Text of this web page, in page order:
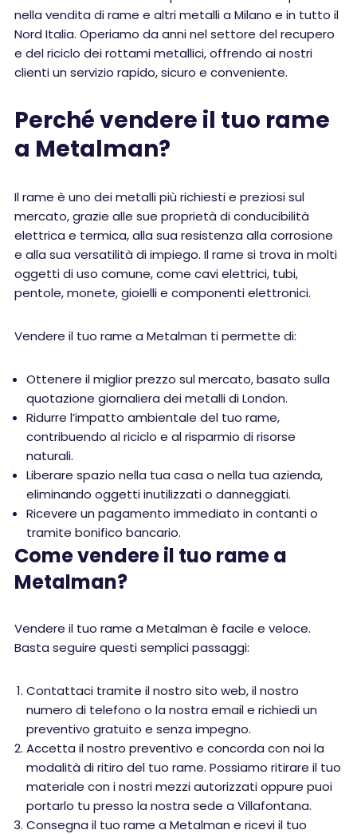
nella vendita di rame e altri metalli a Milano e in tutto il
Nord Italia. Operiamo da anni nel settore del recupero
e del riciclo dei rottami metallici, offrendo ai nostri
clienti un servizio rapido, sicuro e conveniente.
Perché vendere il tuo rame
a Metalman?
Il rame è uno dei metalli più richiesti e preziosi sul
mercato, grazie alle sue proprietà di conducibilità
elettrica e termica, alla sua resistenza alla corrosione
e alla sua versatilità di impiego. Il rame si trova in molti
oggetti di uso comune, come cavi elettrici, tubi,
pentole, monete, gioielli e componenti elettronici.
Vendere il tuo rame a Metalman ti permette di:
Ottenere il miglior prezzo sul mercato, basato sulla
quotazione giornaliera dei metalli di London.
Ridurre l’impatto ambientale del tuo rame,
contribuendo al riciclo e al risparmio di risorse
naturali.
Liberare spazio nella tua casa o nella tua azienda,
eliminando oggetti inutilizzati o danneggiati.
Ricevere un pagamento immediato in contanti o
tramite bonifico bancario.
Come vendere il tuo rame a
Metalman?
Vendere il tuo rame a Metalman è facile e veloce.
Basta seguire questi semplici passaggi:
Contattaci tramite il nostro sito web, il nostro
numero di telefono o la nostra email e richiedi un
preventivo gratuito e senza impegno.
Accetta il nostro preventivo e concorda con noi la
modalità di ritiro del tuo rame. Possiamo ritirare il tuo
materiale con i nostri mezzi autorizzati oppure puoi
portarlo tu presso la nostra sede a Villafontana.
Consegna il tuo rame a Metalman e ricevi il tuo